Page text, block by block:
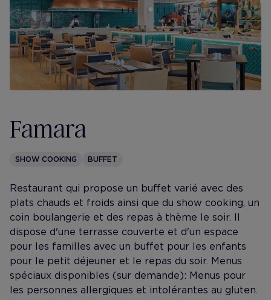
Famara
SHOW COOKING BUFFET
Restaurant qui propose un buffet varié avec des
plats chauds et froids ainsi que du show cooking, un
coin boulangerie et des repas à thème le soir. Il
dispose d'une terrasse couverte et d'un espace
pour les familles avec un buffet pour les enfants
pour le petit déjeuner et le repas du soir. Menus
spéciaux disponibles (sur demande): Menus pour
les personnes allergiques et intolérantes au gluten.